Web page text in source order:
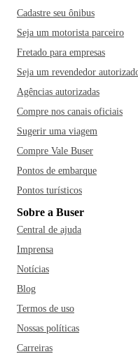
Cadastre seu ônibus
Seja um motorista parceiro
Fretado para empresas
Seja um revendedor
Agências autorizadas
Compre nos canais oficiais
Sugerir uma viagem
Compre Vale Buser
Pontos de embarque
Pontos turísticos
Sobre a Buser
Central de ajuda
Imprensa
Notícias
Blog
Termos de uso
Nossas políticas
Carreiras